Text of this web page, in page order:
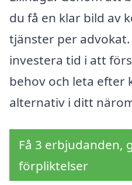
du få en klar bild av
tjänster per
investera tid i att
behov och leta efter
alternativ i ditt
Få 3 erbjudanden,
förpliktelser